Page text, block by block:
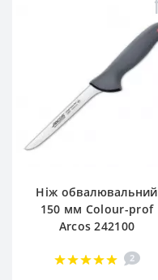
Ніж обвалювальний
150 мм Сolour-prof
Arcos 242100
2